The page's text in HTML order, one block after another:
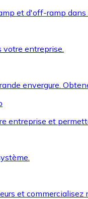
et d'off-ramp
votre entreprise.
envergure.
entreprise et
et commercialisez